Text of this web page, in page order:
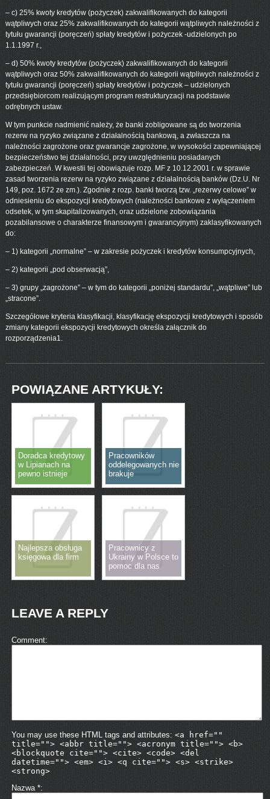
– c) 25% kwoty kredytów (pożyczek) zakwalifikowanych do kategorii
wątpliwych oraz 25% zakwalifikowanych do kategorii wątpliwych należności z
tytułu gwarancji (poręczeń) spłaty kredytów i pożyczek -udzielonych po
1.1.1997 r.,
– d) 50% kwoty kredytów (pożyczek) zakwalifikowanych do kategorii
wątpliwych oraz 50% zakwalifikowanych do kategorii wątpliwych należności z
tytułu gwarancji (poręczeń) spłaty kredytów i pożyczek – udzielonych
przedsiębiorcom realizującym program restrukturyzacji na podstawie
odrębnych ustaw.
W tym punkcie nadmienić należy, że banki zobligowane są do tworzenia
rezerw na ryzyko związane z działalnością bankową, a zwłaszcza na
należności zagrożone oraz gwarancje zagrożone, w wysokości zapewniającej
bezpieczeństwo tej działalności, przy uwzględnieniu posiadanych
zabezpieczeń. W kwestii tej obowiązuje rozp. MF z 10.12.2001 r. w sprawie
zasad tworzenia rezerw na ryzyko związane z działalnością banków (Dz.U. Nr
149, poz. 1672 ze zm.). Zgodnie z rozp. banki tworzą tzw. „rezerwy celowe” w
odniesieniu do ekspozycji kredytowych (należności bankowe z wyłączeniem
odsetek, w tym skapitalizowanych, oraz udzielone zobowiązania
pozabilansowe o charakterze finansowym i gwarancyjnym) zaklasyfikowanych
do:
– 1) kategorii „normalne” – w zakresie pożyczek i kredytów konsumpcyjnych,
– 2) kategorii „pod obserwacją”,
– 3) grupy „zagrożone” – w tym do kategorii „poniżej standardu”, „wątpliwe” lub
„stracone”.
Szczegółowe kryteria klasyfikacji, klasyfikację ekspozycji kredytowych i sposób
zmiany kategorii ekspozycji kredytowych określa załącznik do
rozporządzenia1.
POWIĄZANE ARTYKUŁY:
Doradca kredytowy
w Lipianach na
pewno istnieje
Pracowników
oddelegowanych nie
brakuje
Najlepsza obsługa
księgowa dla firm
Pracownicy z
Ukrainy w Polsce to
pomoc dla nas
LEAVE A REPLY
Comment
You may use these HTML tags and attributes: <a href=""
title=""> <abbr title=""> <acronym title=""> <b>
<blockquote cite=""> <cite> <code> <del
datetime=""> <em> <i> <q cite=""> <s> <strike>
<strong>
Nazwa *